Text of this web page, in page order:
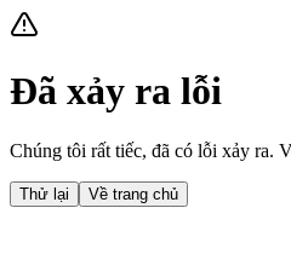
Đã xảy ra lỗi
Chúng tôi rất tiếc, đã có lỗi xảy ra.
Thử lại Về trang chủ